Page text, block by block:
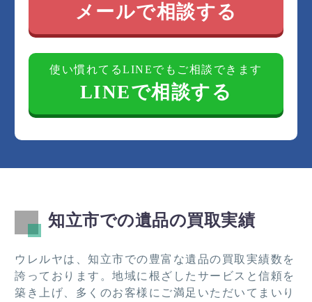
メールで相談する
使い慣れてるLINEでもご相談できます
LINEで相談する
知立市での遺品の買取実績
ウレルヤは、知立市での豊富な遺品の買取実績数を
誇っております。地域に根ざしたサービスと信頼を
築き上げ、多くのお客様にご満足いただいてまいり